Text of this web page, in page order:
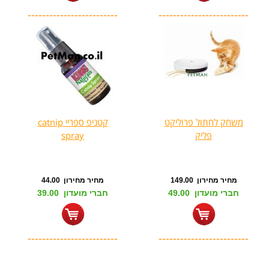
-------------------------
-------------------------
משחק לחתול פרוליקט
פליק
מחיר מחירון 149.00
חברי מועדון 49.00
-------------------------
קטניפ ספריי catnip
spray
מחיר מחירון 44.00
חברי מועדון 39.00
-------------------------